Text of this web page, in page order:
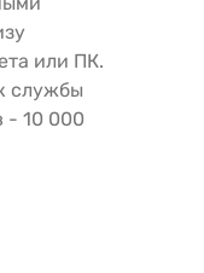
или ПК.
службы
- 10 000